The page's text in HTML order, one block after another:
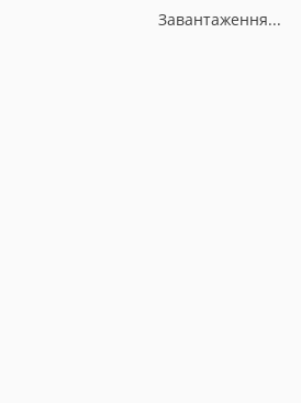
Завантаження...